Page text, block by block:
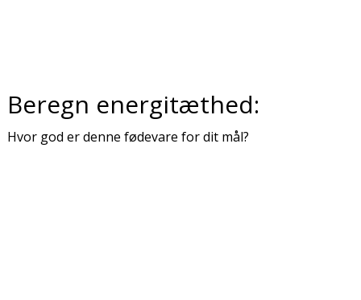
Beregn energitæthed:
Hvor god er denne fødevare for dit mål?